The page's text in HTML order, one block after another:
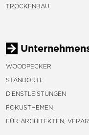
TROCKENBAU
WOODPECKER
STANDORTE
DIENSTLEISTUNGEN
FOKUSTHEMEN
FÜR ARCHITEKTEN,